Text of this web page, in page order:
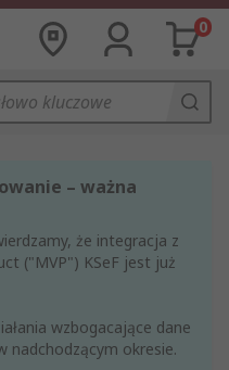
0
– ważna
że integracja z
("MVP") KSeF jest już
wzbogacające dane
nadchodzącym okresie.